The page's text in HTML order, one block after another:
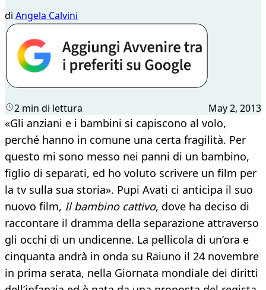
di Angela Calvini
2 min di lettura May 2, 2013
«Gli anziani e i bambini si capiscono al volo,
perché hanno in comune una certa fragilità. Per
questo mi sono messo nei panni di un bambino,
figlio di separati, ed ho voluto scrivere un film per
la tv sulla sua storia». Pupi Avati ci anticipa il suo
nuovo film, Il bambino cattivo, dove ha deciso di
raccontare il dramma della separazione attraverso
gli occhi di un undicenne. La pellicola di un’ora e
cinquanta andrà in onda su Raiuno il 24 novembre
in prima serata, nella Giornata mondiale dei diritti